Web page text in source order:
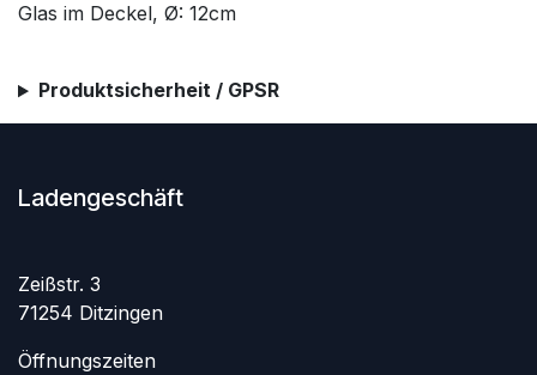
Glas im Deckel, Ø: 12cm
Produktsicherheit / GPSR
Ladengeschäft
Zeißstr. 3
71254 Ditzingen
Öffnungszeiten